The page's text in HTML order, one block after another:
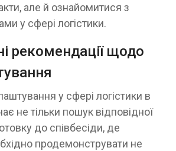
але й ознайомитися з
у сфері логістики.
рекомендації щодо
у сфері логістики в
не тільки пошук відповідної
до співбесіди, де
продемонструвати не